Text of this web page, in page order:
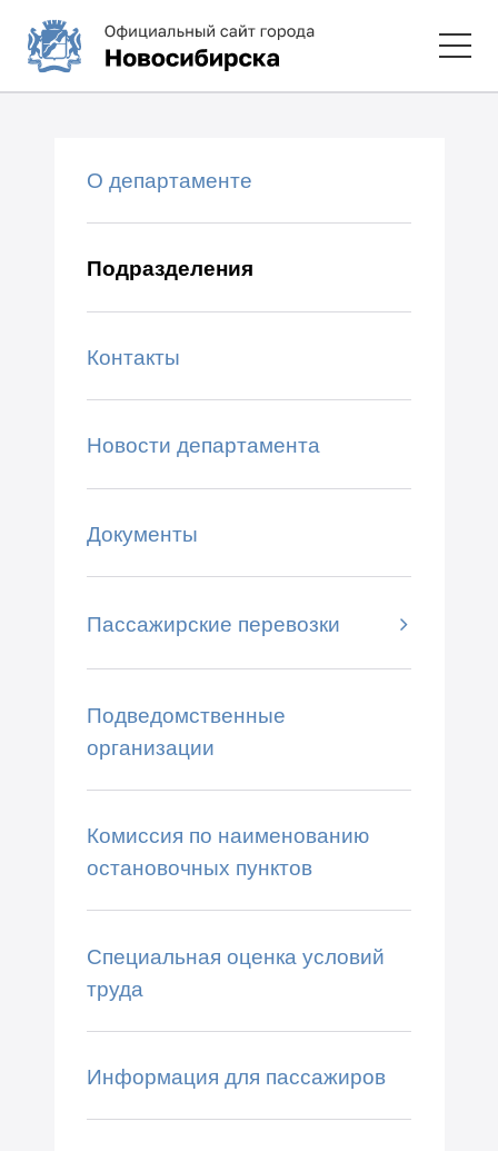
О департаменте
Подразделения
Контакты
Новости департамента
Документы
Пассажирские перевозки
Подведомственные
организации
Комиссия по наименованию
остановочных пунктов
Специальная оценка условий
труда
Информация для пассажиров